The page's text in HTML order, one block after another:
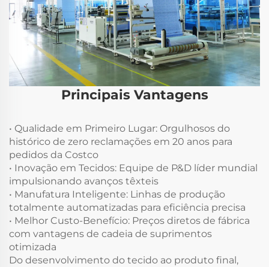
Principais Vantagens
• Qualidade em Primeiro Lugar: Orgulhosos do
histórico de zero reclamações em 20 anos para
pedidos da Costco
• Inovação em Tecidos: Equipe de P&D líder mundial
impulsionando avanços têxteis
• Manufatura Inteligente: Linhas de produção
totalmente automatizadas para eficiência precisa
• Melhor Custo-Benefício: Preços diretos de fábrica
com vantagens de cadeia de suprimentos
otimizada
Do desenvolvimento do tecido ao produto final,